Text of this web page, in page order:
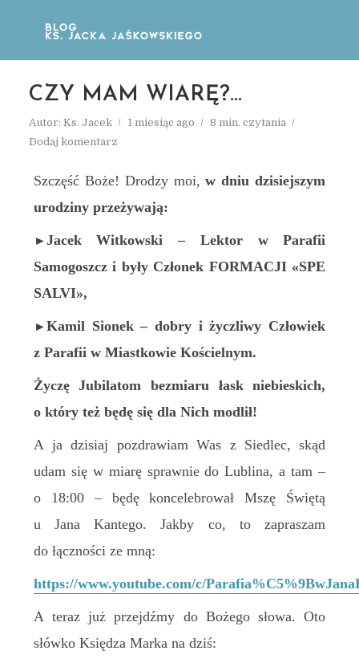
CZY MAM WIARĘ?…
Autor: Ks. Jacek 1 miesiąc ago
8 min. czytania
Dodaj komentarz
Szczęść Boże! Drodzy moi,w dniu dzisiejszym
urodziny przeżywają:
►Jacek Witkowski – Lektor w Parafii
Samogoszcz i były Członek FORMACJI «SPE
SALVI»,
►Kamil Sionek – dobry i życzliwy Człowiek
z Parafii w Miastkowie Kościelnym.
Życzę Jubilatom bezmiaru łask niebieskich,
o który też będę się dla Nich modlił!
A ja dzisiaj pozdrawiam Was z Siedlec, skąd
udam się w miarę sprawnie do Lublina, a tam –
o 18:00 – będę koncelebrował Mszę Świętą
u Jana Kantego. Jakby co, to zapraszam
do łączności ze mną:
https://www.youtube.com/c/
A teraz już przejdźmy do Bożego słowa. Oto
słówko Księdza Marka na dziś: